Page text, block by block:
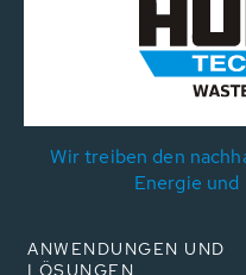
Wir treiben den
Energie und
ANWENDUNGEN UND